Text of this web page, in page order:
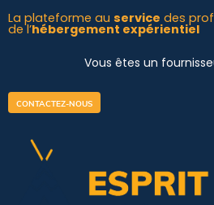
Aller
au
La plateforme au service des
de l’hébergement expérientiel
Vous êtes un
CONTACTEZ-NOUS